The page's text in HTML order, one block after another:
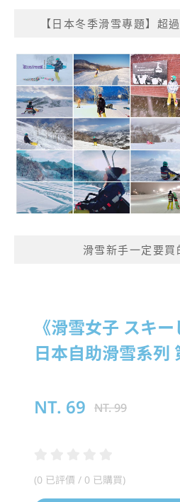
【日本冬季滑雪專題】超
滑雪新手一定要買